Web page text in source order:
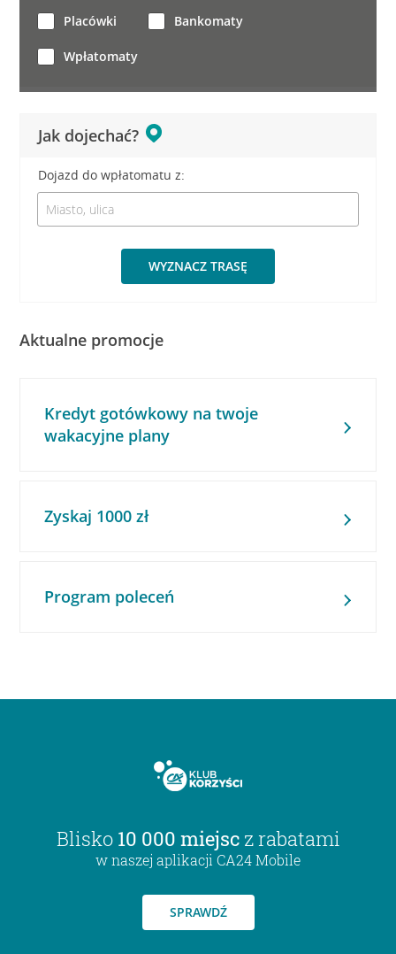
Jak dojechać?
Dojazd do wpłatomatu z:
WYZNACZ TRASĘ
Placówki Bankomaty
Wpłatomaty
Aktualne promocje
Kredyt gotówkowy na twoje
wakacyjne plany
Zyskaj 1000 zł
Program poleceń
Blisko 10 000 miejsc z rabatami
w naszej aplikacji CA24 Mobile
SPRAWDŹ